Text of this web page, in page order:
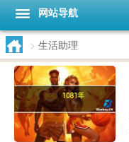
网站导航
> 生活助理